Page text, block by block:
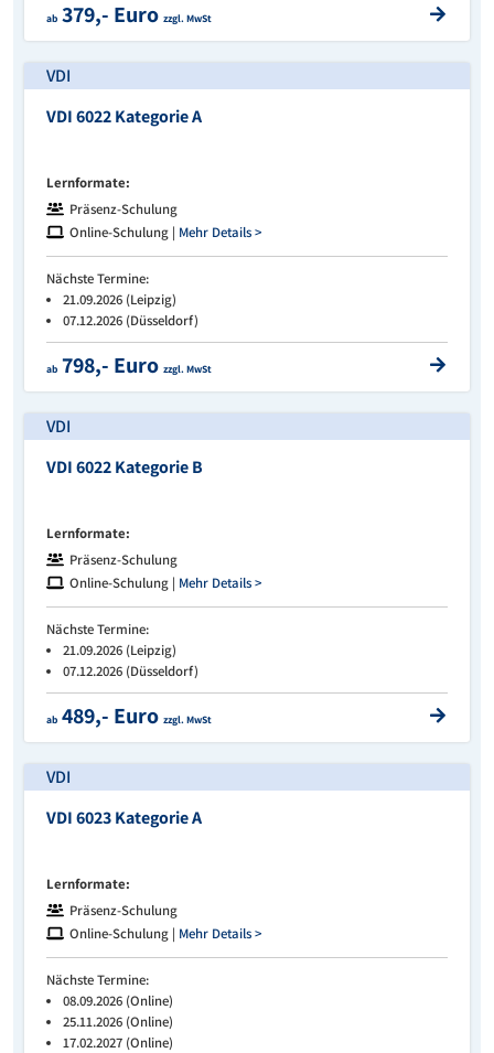
ab 379,- Euro zzgl. MwSt
VDI
VDI 6022 Kategorie A
Lernformate:
Präsenz-Schulung
Online-Schulung | Mehr Details >
Nächste Termine:
21.09.2026 (Leipzig)
07.12.2026 (Düsseldorf)
ab 798,- Euro zzgl. MwSt
VDI
VDI 6022 Kategorie B
Lernformate:
Präsenz-Schulung
Online-Schulung | Mehr Details >
Nächste Termine:
21.09.2026 (Leipzig)
07.12.2026 (Düsseldorf)
ab 489,- Euro zzgl. MwSt
VDI
VDI 6023 Kategorie A
Lernformate:
Präsenz-Schulung
Online-Schulung | Mehr Details >
Nächste Termine:
08.09.2026 (Online)
25.11.2026 (Online)
17.02.2027 (Online)